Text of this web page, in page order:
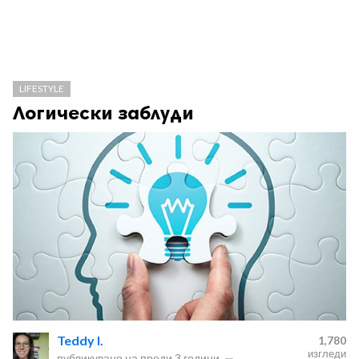
LIFESTYLE
Логически заблуди
Teddy I.
1,780
изгледи